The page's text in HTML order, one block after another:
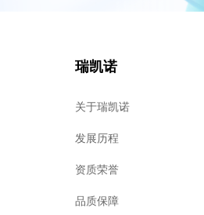
瑞凯诺
关于瑞凯诺
发展历程
资质荣誉
品质保障